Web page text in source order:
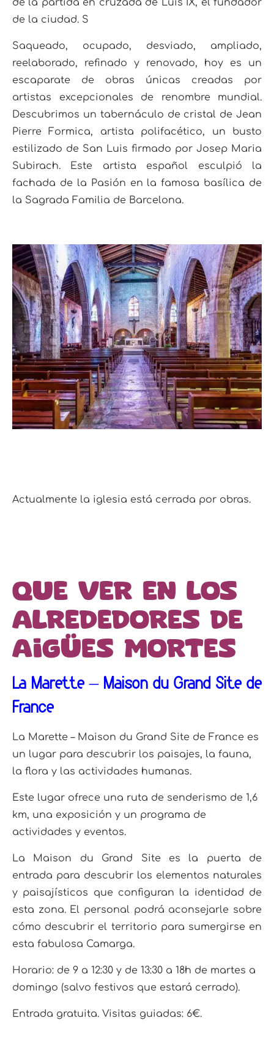
de la partida en cruzada de Luis IX, el fundador
de la ciudad. S
Saqueado, ocupado, desviado, ampliado,
reelaborado, refinado y renovado, hoy es un
escaparate de obras únicas creadas por
artistas excepcionales de renombre mundial.
Descubrimos un tabernáculo de cristal de Jean
Pierre Formica, artista polifacético, un busto
estilizado de San Luis firmado por Josep Maria
Subirach. Este artista español esculpió la
fachada de la Pasión en la famosa basílica de
la Sagrada Familia de Barcelona.
Actualmente la iglesia está cerrada por obras.
Que ver en los
alrededores de
Aigües Mortes
La Marette – Maison du Grand Site de
France
La Marette – Maison du Grand Site de France es
un lugar para descubrir los paisajes, la fauna,
la flora y las actividades humanas.
Este lugar ofrece una ruta de senderismo de 1,6
km, una exposición y un programa de
actividades y eventos.
La Maison du Grand Site es la puerta de
entrada para descubrir los elementos naturales
y paisajísticos que configuran la identidad de
esta zona. El personal podrá aconsejarle sobre
cómo descubrir el territorio para sumergirse en
esta fabulosa Camarga.
Horario: de 9 a 12:30 y de 13:30 a 18h de martes a
domingo (salvo festivos que estará cerrado).
Entrada gratuita. Visitas guiadas: 6€.